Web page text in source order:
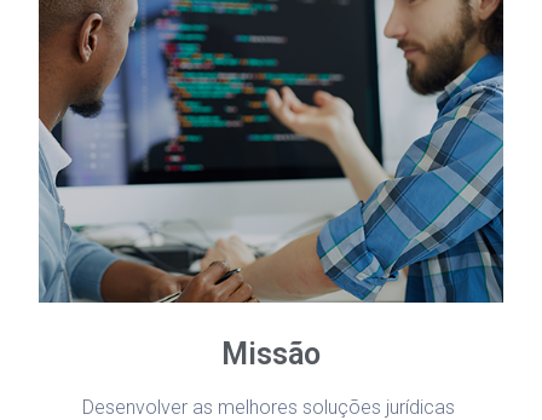
Missão
Desenvolver as melhores soluções jurídicas